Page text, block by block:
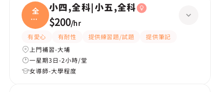
全
科|
小五
小四,全科|小五,全科
$200/hr
有愛心 有耐性 提供練習題/試題
提供筆記
上門補習-大埔
一星期3日-2小時/堂
女導師-大學程度